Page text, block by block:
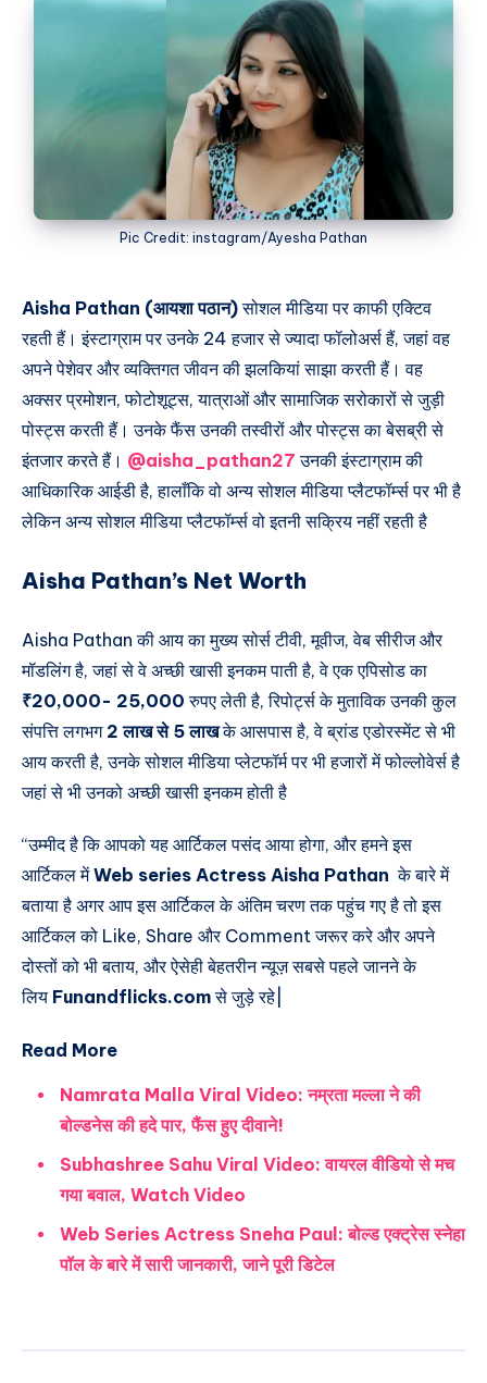
Pic Credit: instagram/Ayesha Pathan
Aisha Pathan (आयशा पठान)सोशल मीडिया पर काफी एक्टिव
रहती हैं। इंस्टाग्राम पर उनके 24 हजार से ज्यादा फॉलोअर्स हैं, जहां वह
अपने पेशेवर और व्यक्तिगत जीवन की झलकियां साझा करती हैं। वह
अक्सर प्रमोशन, फोटोशूट्स, यात्राओं और सामाजिक सरोकारों से जुड़ी
पोस्ट्स करती हैं। उनके फैंस उनकी तस्वीरों और पोस्ट्स का बेसब्री से
इंतजार करते हैं। @aisha_pathan27उनकी इंस्टाग्राम की
आधिकारिक आईडी है, हालाँकि वो अन्य सोशल मीडिया प्लैटफॉर्म्स पर भी है
लेकिन अन्य सोशल मीडिया प्लैटफॉर्म्स वो इतनी सक्रिय नहीं रहती है
Aisha Pathan’s Net Worth
Aisha Pathan की आय का मुख्य सोर्स टीवी, मूवीज, वेब सीरीज और
मॉडलिंग है, जहां से वे अच्छी खासी इनकम पाती है, वे एक एपिसोड का
₹20,000- 25,000 रुपए लेती है, रिपोर्ट्स के मुताविक उनकी कुल
संपत्ति लगभग 2 लाख से 5 लाखके आसपास है, वे ब्रांड एडोरस्मेंट से भी
आय करती है, उनके सोशल मीडिया प्लेटफॉर्म पर भी हजारों में फोल्लोवेर्स है
जहां से भी उनको अच्छी खासी इनकम होती है
“उम्मीद है कि आपको यह आर्टिकल पसंद आया होगा, और हमने इस
आर्टिकल मेंWeb series Actress Aisha Pathan के बारे में
बताया है अगर आप इस आर्टिकल के अंतिम चरण तक पहुंच गए है तो इस
आर्टिकल को Like, Share और Comment जरूर करे और अपने
दोस्तों को भी बताय, और ऐसेही बेहतरीन न्यूज़ सबसे पहले जानने के
लिय Funandflicks.comसे जुड़े रहे|
Read More
Namrata Malla Viral Video: नम्रता मल्ला ने की
बोल्डनेस की हदे पार, फैंस हुए दीवाने!
Subhashree Sahu Viral Video: वायरल वीडियो से मच
गया बवाल, Watch Video
Web Series Actress Sneha Paul: बोल्ड एक्ट्रेस स्नेहा
पॉल के बारे में सारी जानकारी, जाने पूरी डिटेल